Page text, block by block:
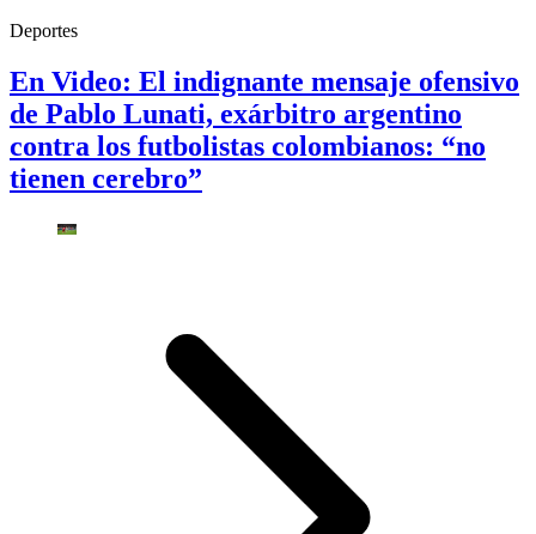
Deportes
En Video: El indignante mensaje ofensivo
de Pablo Lunati, exárbitro argentino
contra los futbolistas colombianos: “no
tienen cerebro”